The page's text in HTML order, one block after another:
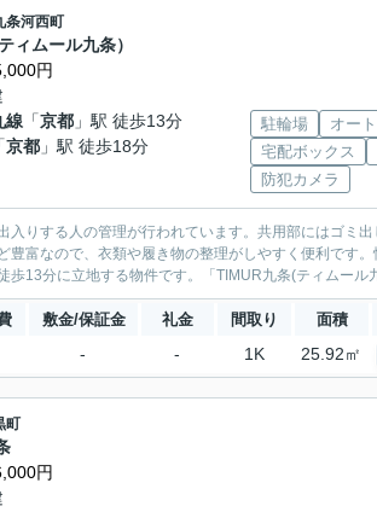
条河西町
ィムール九条）
円
線 「京都 」駅 徒歩13分
「京都 」駅 徒歩18分
駐輪場 オー
宅配ボックス
防犯カメラ
りする人の管理が行われています。共用部にはゴミ
富なので、衣類や履き物の整理がしやすく便利です
歩13分に立地する物件です。「TIMUR九条(ティムール
敷金/保証金 礼金 間取り 面積
- - 1K 25.92㎡
町
円